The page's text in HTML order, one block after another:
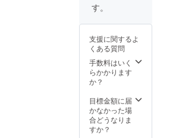
添付さ
ただき
ます 経
過報告
は
CAMPF
【活動
報告】
機能を
利用し
す。
支援に関するよ
くある質問
手数料はいく
らかかります
か？
目標金額に届
かなかった場
合どうなりま
すか？